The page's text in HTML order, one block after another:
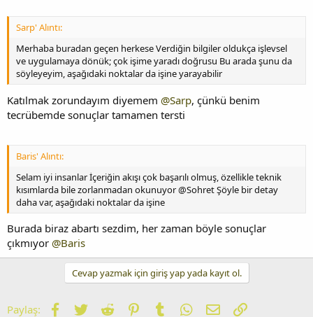
Sarp' Alıntı:
Merhaba buradan geçen herkese Verdiğin bilgiler oldukça işlevsel
ve uygulamaya dönük; çok işime yaradı doğrusu Bu arada şunu da
söyleyeyim, aşağıdaki noktalar da işine yarayabilir
Katılmak zorundayım diyemem @Sarp, çünkü benim
tecrübemde sonuçlar tamamen tersti
Baris' Alıntı:
Selam iyi insanlar İçeriğin akışı çok başarılı olmuş, özellikle teknik
kısımlarda bile zorlanmadan okunuyor @Sohret Şöyle bir detay
daha var, aşağıdaki noktalar da işine
Burada biraz abartı sezdim, her zaman böyle sonuçlar
çıkmıyor @Baris
Cevap yazmak için giriş yap yada kayıt ol.
Paylaş: Facebook
TwitterReddit PinterestTumblrWhatsApp
E-postaLink